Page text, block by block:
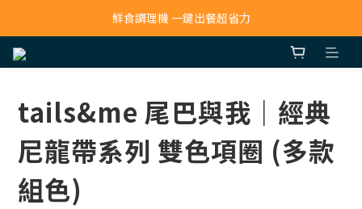
寵物吸毛機 吸毛清淨抗敏一次搞定
鮮食調理機 一鍵出餐超省力
tails&me 尾巴與我｜經典
尼龍帶系列 雙色項圈 (多款
組色)